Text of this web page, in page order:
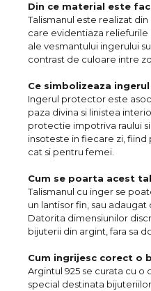
Din ce material este
Talismanul este realizat
care evidentiaza reliefurile
ale vesmantului ingerului
contrast de culoare intre
Ce simbolizeaza
Ingerul protector este
paza divina si linistea
protectie impotriva raului
insoteste in fiecare zi,
cat si pentru femei.
Cum se poarta acest
Talismanul cu inger se
un lantisor fin, sau adaugat
Datorita dimensiunilor
bijuterii din argint, fara sa
Cum ingrijesc corect o
Argintul 925 se curata cu o
special destinata